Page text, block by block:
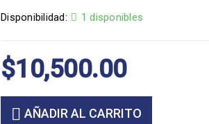
Disponibilidad: 1 disponibles
$10,500.00
AÑADIR AL CARRITO